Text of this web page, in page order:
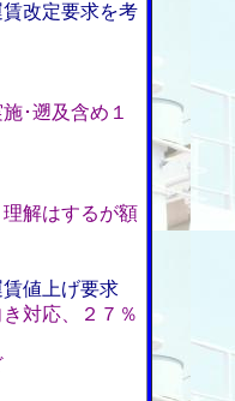
改定要求を考
･遡及含め１
解はするが額
値上げ要求
対応、２７％